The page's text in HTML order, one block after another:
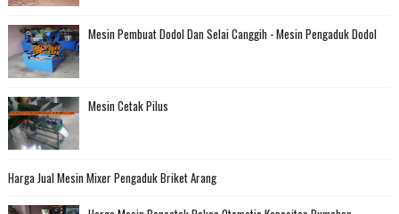
Mesin Pembuat Dodol Dan Selai Canggih - Mesin Pengaduk Dodol
Mesin Cetak Pilus
Harga Jual Mesin Mixer Pengaduk Briket Arang